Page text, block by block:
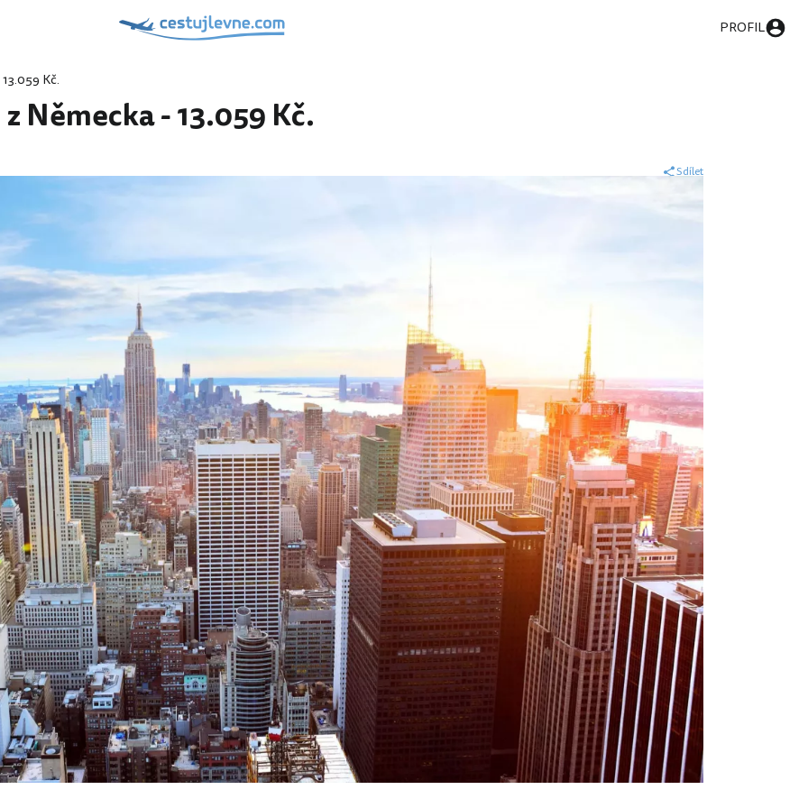
PROFIL
Kč.
Německa - 13.059 Kč.
Sdílet